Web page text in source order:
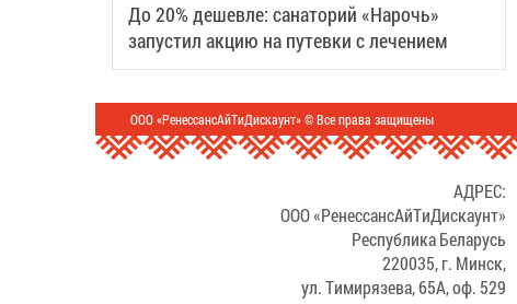
До 20% дешевле: санаторий «Нарочь»
запустил акцию на путевки с лечением
ООО «РенессансАйТиДискаунт» © Все права защищены
АДРЕС:
ООО «РенессансАйТиДискаунт»
Республика Беларусь
220035, г. Минск,
ул. Тимирязева, 65А, оф. 529